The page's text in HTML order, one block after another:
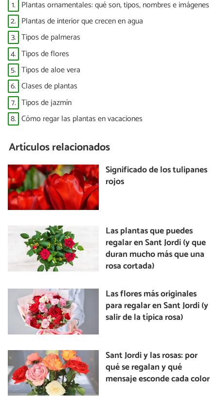
1. Plantas ornamentales: qué son, tipos, nombres e imágenes
2. Plantas de interior que crecen en agua
3. Tipos de palmeras
4. Tipos de flores
5. Tipos de aloe vera
6. Clases de plantas
7. Tipos de jazmín
8. Cómo regar las plantas en vacaciones
Artículos relacionados
Significado de los tulipanes
rojos
Las plantas que puedes
regalar en Sant Jordi (y que
duran mucho más que una
rosa cortada)
Las flores más originales
para regalar en Sant Jordi (y
salir de la típica rosa)
Sant Jordi y las rosas: por
qué se regalan y qué
mensaje esconde cada color